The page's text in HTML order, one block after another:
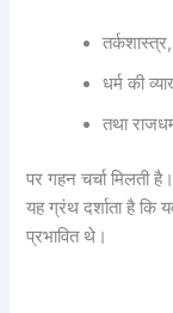
तर्कशास्त्र,
धर्म की
तथा
पर गहन चर्चा मिलती है।
यह ग्रंथ दर्शाता है कि
प्रभावित थे।